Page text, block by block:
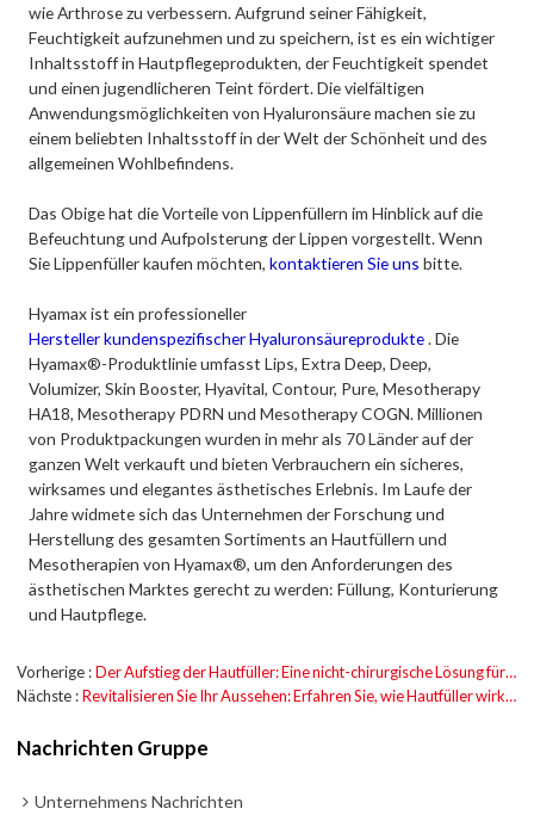
wie Arthrose zu verbessern. Aufgrund seiner Fähigkeit,
Feuchtigkeit aufzunehmen und zu speichern, ist es ein wichtiger
Inhaltsstoff in Hautpflegeprodukten, der Feuchtigkeit spendet
und einen jugendlicheren Teint fördert. Die vielfältigen
Anwendungsmöglichkeiten von Hyaluronsäure machen sie zu
einem beliebten Inhaltsstoff in der Welt der Schönheit und des
allgemeinen Wohlbefindens.
Das Obige hat die Vorteile von Lippenfüllern im Hinblick auf die
Befeuchtung und Aufpolsterung der Lippen vorgestellt. Wenn
Sie Lippenfüller kaufen möchten,kontaktieren Sie uns bitte.
Hyamax ist ein professioneller
Hersteller kundenspezifischer Hyaluronsäureprodukte. Die
Hyamax®-Produktlinie umfasst Lips, Extra Deep, Deep,
Volumizer, Skin Booster, Hyavital, Contour, Pure, Mesotherapy
HA18, Mesotherapy PDRN und Mesotherapy COGN. Millionen
von Produktpackungen wurden in mehr als 70 Länder auf der
ganzen Welt verkauft und bieten Verbrauchern ein sicheres,
wirksames und elegantes ästhetisches Erlebnis. Im Laufe der
Jahre widmete sich das Unternehmen der Forschung und
Herstellung des gesamten Sortiments an Hautfüllern und
Mesotherapien von Hyamax®, um den Anforderungen des
ästhetischen Marktes gerecht zu werden: Füllung, Konturierung
und Hautpflege.
Vorherige
Der Aufstieg der Hautfüller: Eine nicht-chirurgische Lösung für jüngere Haut
Nächste
Revitalisieren Sie Ihr Aussehen: Erfahren Sie, wie Hautfüller wirken
Nachrichten Gruppe
Unternehmens Nachrichten